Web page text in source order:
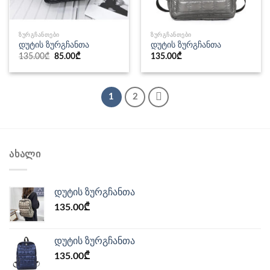
ᲖᲣᲠᲒᲩᲐᲜᲗᲔᲑᲘ
დუტის ზურგჩანთა
135.00₾ Original
was:
85.00₾Current
is:
ᲖᲣᲠᲒᲩᲐᲜᲗᲔᲑᲘ
დუტის ზურგჩანთა
135.00₾
1 2
ᲐᲮᲐᲚᲘ
დუტის ზურგჩანთა
135.00₾
დუტის ზურგჩანთა
135.00₾